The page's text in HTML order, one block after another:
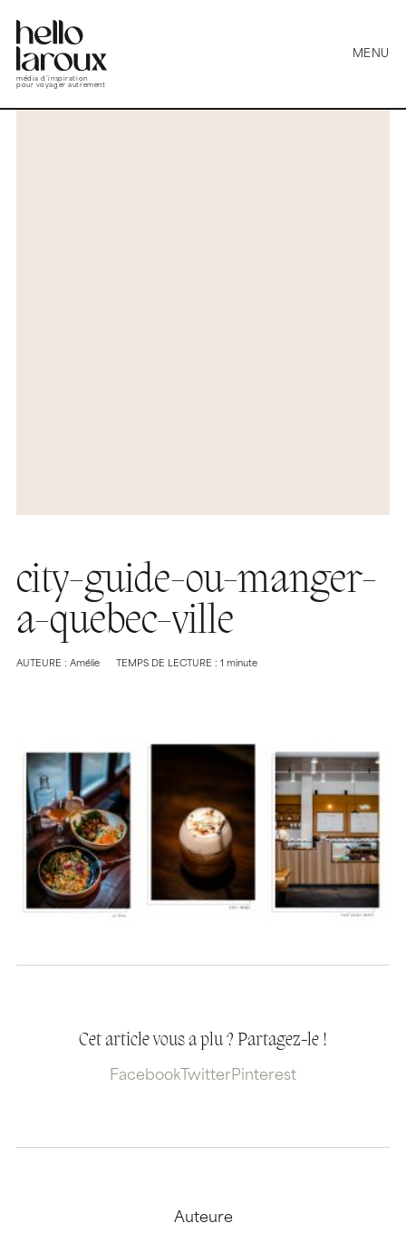
média d’inspiration
pour voyager autrement
MENU
city-guide-ou-manger-
a-quebec-ville
AUTEURE : Amélie TEMPS DE LECTURE : 1 minute
Cet article vous a plu ? Partagez-le !
Facebook TwitterPinterest
Auteure